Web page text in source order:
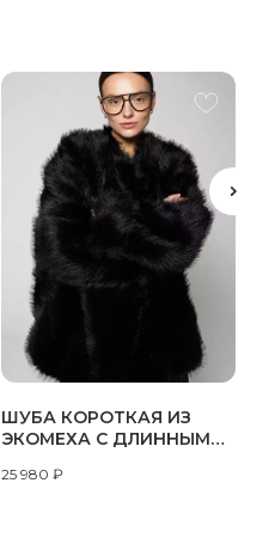
ШУБА КОРОТКАЯ ИЗ
ЭКОМЕХА С ДЛИННЫМ
25 980 ₽